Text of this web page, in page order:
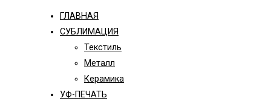
ГЛАВНАЯ
СУБЛИМАЦИЯ
Текстиль
Металл
Керамика
УФ-ПЕЧАТЬ